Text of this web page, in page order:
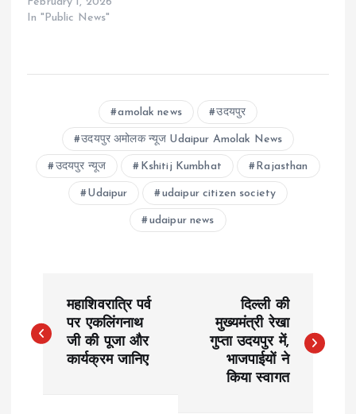
In "Public News"
amolak news उदयपुर
उदयपुर अमोलक न्यूज Udaipur Amolak News
उदयपुर न्यूज Kshitij Kumbhat Rajasthan
Udaipur udaipur citizen society
udaipur news
o
महाशिवरात्रि पर्व
पर एकलिंगनाथ
जी की पूजा और
कार्यक्रम जानिए
दिल्ली की
मुख्यमंत्री रेखा
गुप्ता उदयपुर में,
भाजपाईयों ने
किया स्वागत